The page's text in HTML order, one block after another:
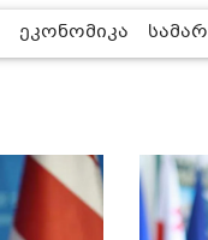
ეკონომიკა